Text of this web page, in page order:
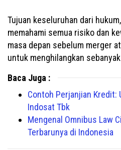
Tujuan keseluruhan dari
memahami semua risiko dan
masa depan sebelum merger
untuk menghilangkan
Baca Juga :
Contoh Perjanjian Kredit:
Indosat Tbk
Mengenal Omnibus Law
Terbarunya di Indonesia